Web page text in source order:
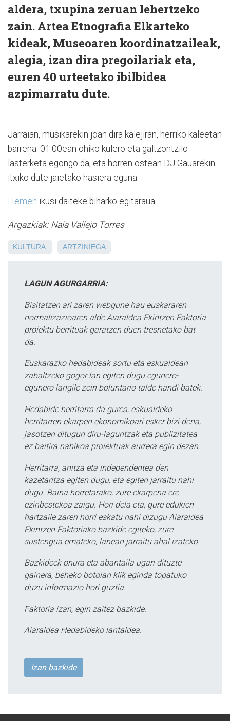
aldera, txupina zeruan lehertzeko
zain. Artea Etnografia Elkarteko
kideak, Museoaren koordinatzaileak,
alegia, izan dira pregoilariak eta,
euren 40 urteetako ibilbidea
azpimarratu dute.
Jarraian, musikarekin joan dira kalejiran, herriko kaleetan
barrena. 01:00ean ohiko kulero eta galtzontzilo
lasterketa egongo da, eta horren ostean DJ Gauarekin
itxiko dute jaietako hasiera eguna.
Hemen ikusi daiteke biharko egitaraua.
Argazkiak: Naia Vallejo Torres
KULTURA ARTZINIEGA
LAGUN AGURGARRIA:
Bisitatzen ari zaren webgune hau euskararen
normalizazioaren alde Aiaraldea Ekintzen Faktoria
proiektu berrituak garatzen duen tresnetako bat
da.
Euskarazko hedabideak sortu eta eskualdean
zabaltzeko gogor lan egiten dugu egunero-
egunero langile zein boluntario talde handi batek.
Hedabide herritarra da gurea, eskualdeko
herritarren ekarpen ekonomikoari esker bizi dena,
jasotzen ditugun diru-laguntzak eta publizitatea
ez baitira nahikoa proiektuak aurrera egin dezan.
Herritarra, anitza eta independentea den
kazetaritza egiten dugu, eta egiten jarraitu nahi
dugu. Baina horretarako, zure ekarpena ere
ezinbestekoa zaigu. Hori dela eta, gure edukien
hartzaile zaren horri eskatu nahi dizugu Aiaraldea
Ekintzen Faktoriako bazkide egiteko, zure
sustengua emateko, lanean jarraitu ahal izateko.
Bazkideek onura eta abantaila ugari dituzte
gainera, beheko botoian klik eginda topatuko
duzu informazio hori guztia.
Faktoria izan, egin zaitez bazkide.
Aiaraldea Hedabideko lantaldea.
Izan bazkide